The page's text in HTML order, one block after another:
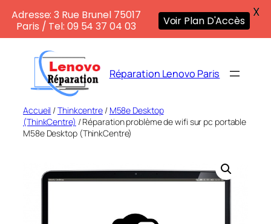
contenu
Réparation Lenovo Paris
Accueil /Thinkcentre/ M58e Desktop
(ThinkCentre) / Réparation problème de wifi sur pc portable
M58e Desktop (ThinkCentre)
Adresse: 3 Rue Brunel 75017
Paris / Tel: 09 54 37 04 03
Voir Plan D'Accès
X